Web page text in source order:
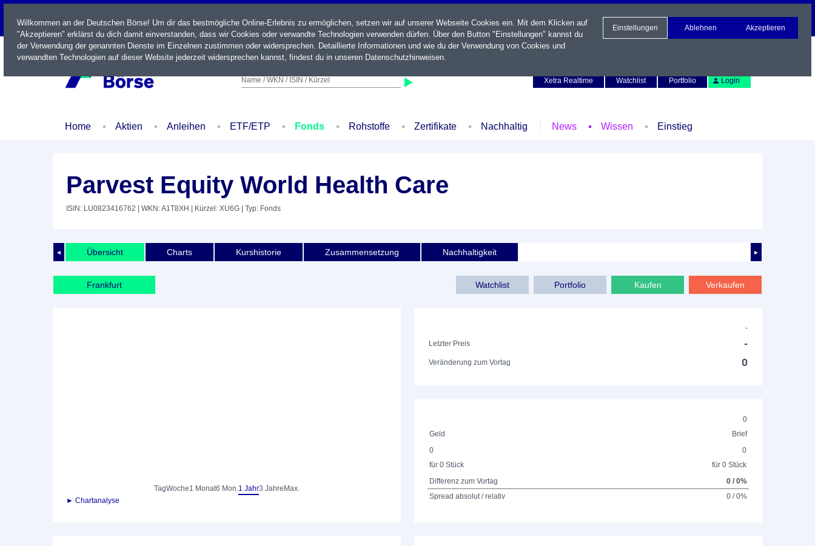
LIVE
Name / WKN / ISIN / Kürzel
Xetra Realtime
Watchlist Portfolio Login
Home Aktien Anleihen ETF/ETP Fonds Rohstoffe Zertifikate Nachhaltig News Wissen Einstieg
Parvest Equity World Health Care
ISIN: LU0823416762 | WKN: A1T8XH | Kürzel: XU6G | Typ: Fonds
◄ ►
Übersicht Charts Kurshistorie Zusammensetzung Nachhaltigkeit
Frankfurt Verkaufen
Kaufen
Portfolio
Watchlist
TagWoche1 Monat6 Mon.1 Jahr3 Jahre Max.
► Chartanalyse
-
Letzter Preis
-
Veränderung zum Vortag 0
0
Geld
Brief
0
für 0 Stück
0
für 0 Stück
Differenz zum Vortag
0 / 0%
Spread absolut / relativ
0 / 0%
Willkommen an der Deutschen Börse! Um dir das bestmögliche Online-Erlebnis zu ermöglichen, setzen wir auf unserer Webseite Cookies ein. Mit dem Klicken auf
"Akzeptieren" erklärst du dich damit einverstanden, dass wir Cookies oder verwandte Technologien verwenden dürfen. Über den Button "Einstellungen" kannst du
der Verwendung der genannten Dienste im Einzelnen zustimmen oder widersprechen. Detaillierte Informationen und wie du der Verwendung von Cookies und
verwandten Technologien auf dieser Website jederzeit widersprechen kannst, findest du in unseren Datenschutzhinweisen.
Einstellungen Ablehnen Akzeptieren